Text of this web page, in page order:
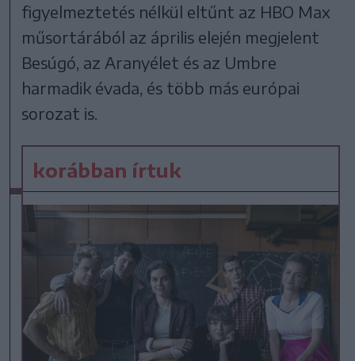
figyelmeztetés nélkül eltűnt az HBO Max
műsortárából az április elején megjelent
Besúgó, az Aranyélet és az Umbre
harmadik évada, és több más európai
sorozat is.
korábban írtuk